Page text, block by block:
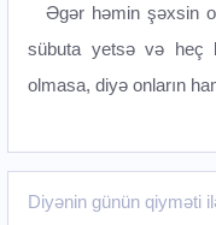
Əgər həmin şəxsin
sübuta yetsə və heç
olmasa, diyə onların
Diyənin günün qiyməti